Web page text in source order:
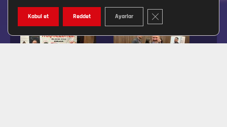
Kabul et Reddet Ayarlar GDPR ÇEREZ ŞERIDINI